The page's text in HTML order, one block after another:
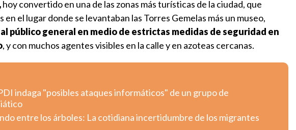
hoy convertido en una de las zonas más turísticas de la ciudad, que
en el lugar donde se levantaban las Torres Gemelas más un museo,
público general en medio de estrictas medidas de seguridad en
, y con muchos agentes visibles en la calle y en azoteas cercanas.
indaga "posibles ataques informáticos" de un grupo de
entre los árboles: La cotidiana incertidumbre de los migrantes